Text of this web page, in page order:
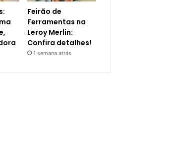
Feirão de
Ferramentas na
Leroy Merlin:
Confira detalhes!
1 semana atrás